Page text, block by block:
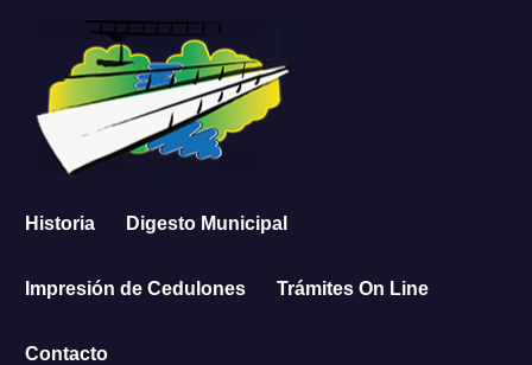
contenido
Historia Digesto Municipal
Impresión de Cedulones Trámites On Line
Contacto